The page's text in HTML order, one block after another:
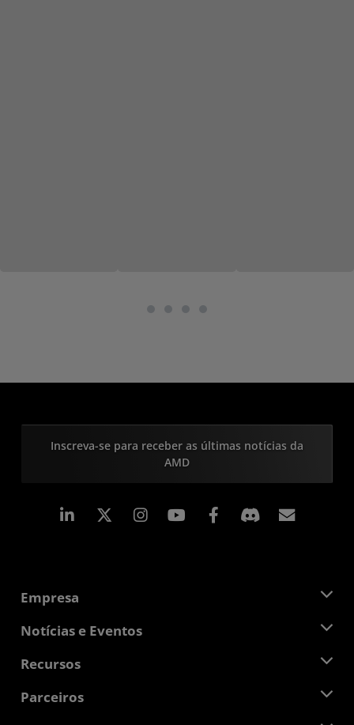
Inscreva-se para receber as últimas notícias da
AMD
Linkedin Instagram Facebook
Empresa
Sobre a AMD
Responsibilidade Corporativa
Oportunidades de Emprego
Contato AMD
Notícias e Eventos
Sala de Imprensa
Bibliotecas de Mídias
Recursos
Central do desenvolvedor
Parceiros